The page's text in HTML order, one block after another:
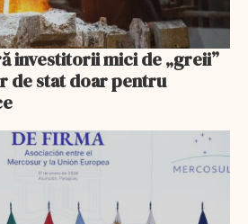
investitorii mici de „greii”
de stat doar pentru